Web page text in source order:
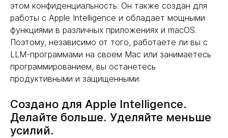
этом конфиденциальность. Он также создан для
работы с Apple Intelligence и обладает мощными
функциями в различных приложениях и macOS.
Поэтому, независимо от того, работаете ли вы с
LLM-программами на своем Mac или занимаетесь
программированием, вы останетесь
продуктивными и защищенными.
Создано для Apple Intelligence.
Делайте больше. Уделяйте меньше
усилий.